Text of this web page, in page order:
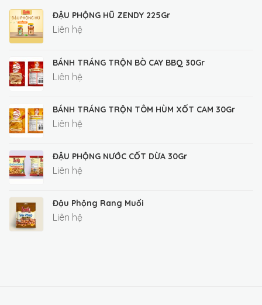
ĐẬU PHỘNG HŨ ZENDY 225Gr
Liên hệ
BÁNH TRÁNG TRỘN BÒ CAY BBQ 30Gr
Liên hệ
BÁNH TRÁNG TRỘN TÔM HÙM XỐT CAM 30Gr
Liên hệ
ĐẬU PHỘNG NƯỚC CỐT DỪA 30Gr
Liên hệ
Đậu Phộng Rang Muối
Liên hệ